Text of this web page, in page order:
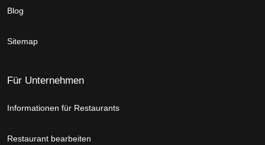
Blog
Sitemap
Für Unternehmen
Informationen für Restaurants
Restaurant bearbeiten